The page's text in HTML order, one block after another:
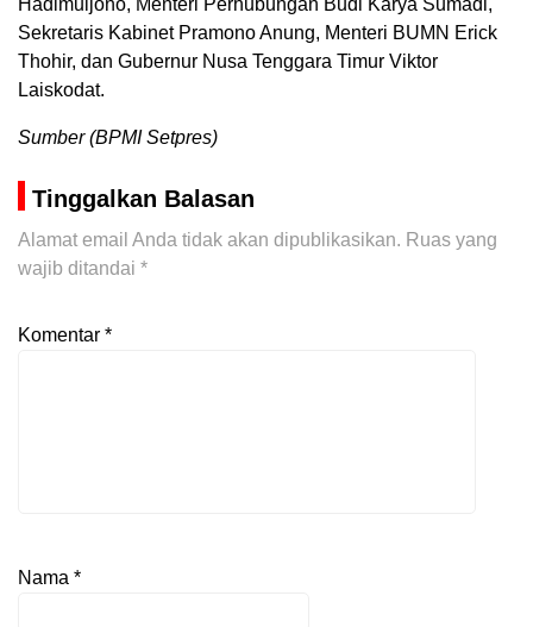
Hadimuljono, Menteri Perhubungan Budi Karya Sumadi,
Sekretaris Kabinet Pramono Anung, Menteri BUMN Erick
Thohir, dan Gubernur Nusa Tenggara Timur Viktor
Laiskodat.
Sumber (BPMI Setpres)
Tinggalkan Balasan
Alamat email Anda tidak akan dipublikasikan. Ruas yang
wajib ditandai *
Komentar *
Nama *